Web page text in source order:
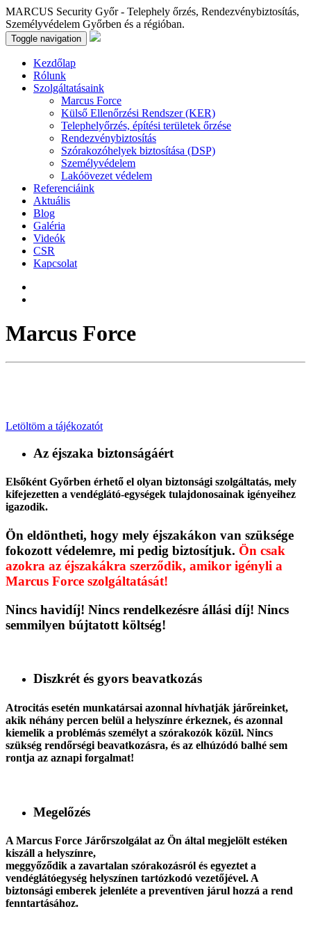
MARCUS Security Győr - Telephely őrzés, Rendezvénybiztosítás,
Személyvédelem Győrben és a régióban.
Toggle navigation
Kezdőlap
Rólunk
Szolgáltatásaink
Marcus Force
Külső Ellenőrzési Rendszer (KER)
Telephelyőrzés, építési területek őrzése
Rendezvénybiztosítás
Szórakozóhelyek biztosítása (DSP)
Személyvédelem
Lakóövezet védelem
Referenciáink
Aktuális
Blog
Galéria
Videók
CSR
Kapcsolat
Marcus Force
Letöltöm a tájékozatót
Az éjszaka biztonságáért
Elsőként Győrben érhető el olyan biztonsági szolgáltatás, mely
kifejezetten a vendéglátó-egységek tulajdonosainak igényeihez
igazodik.
Ön eldöntheti, hogy mely éjszakákon van szüksége
fokozott védelemre, mi pedig biztosítjuk. Ön csak
azokra az éjszakákra szerződik, amikor igényli a
Marcus Force szolgáltatását!
Nincs havidíj! Nincs rendelkezésre állási díj! Nincs
semmilyen bújtatott költség!
Diszkrét és gyors beavatkozás
Atrocitás esetén munkatársai azonnal hívhatják járőreinket,
akik néhány percen belül a helyszínre érkeznek, és azonnal
kiemelik a problémás személyt a szórakozók közül. Nincs
szükség rendőrségi beavatkozásra, és az elhúzódó balhé sem
rontja az aznapi forgalmat!
Megelőzés
A Marcus Force Járőrszolgálat az Ön által megjelölt estéken
kiszáll a helyszínre,
meggyőződik a zavartalan szórakozásról és egyeztet a
vendéglátóegység helyszínen tartózkodó vezetőjével. A
biztonsági emberek jelenléte a preventíven járul hozzá a rend
fenntartásához.